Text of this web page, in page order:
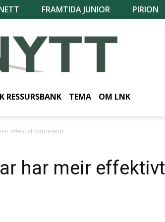
FRAMTIDA JUNIOR PIRION
RESSURSBANK TEMA OM LNK
effektivt barnevern
har meir effektivt